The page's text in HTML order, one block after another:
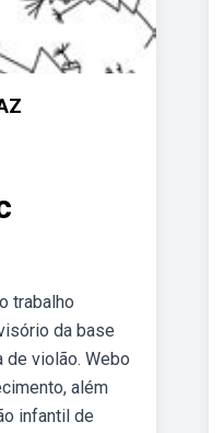
trabalho
da base
de violão. Webo
além
infantil de